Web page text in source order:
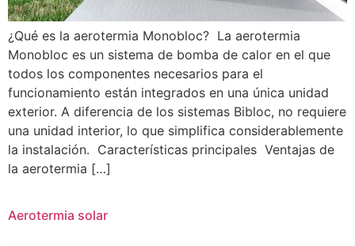
¿Qué es la aerotermia Monobloc? La aerotermia
Monobloc es un sistema de bomba de calor en el que
todos los componentes necesarios para el
funcionamiento están integrados en una única unidad
exterior. A diferencia de los sistemas Bibloc, no requiere
una unidad interior, lo que simplifica considerablemente
la instalación. Características principales Ventajas de
la aerotermia […]
Aerotermia solar